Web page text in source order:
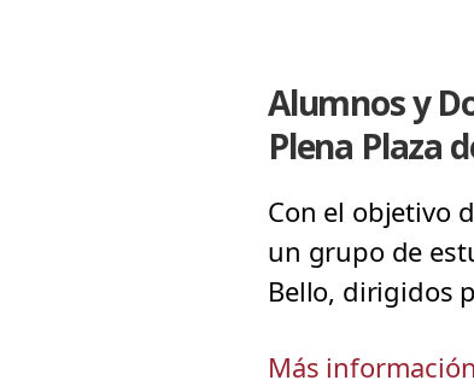
Alumnos y
Plena Plaza
Con el objetivo
un grupo de
Bello, dirigidos
Más información